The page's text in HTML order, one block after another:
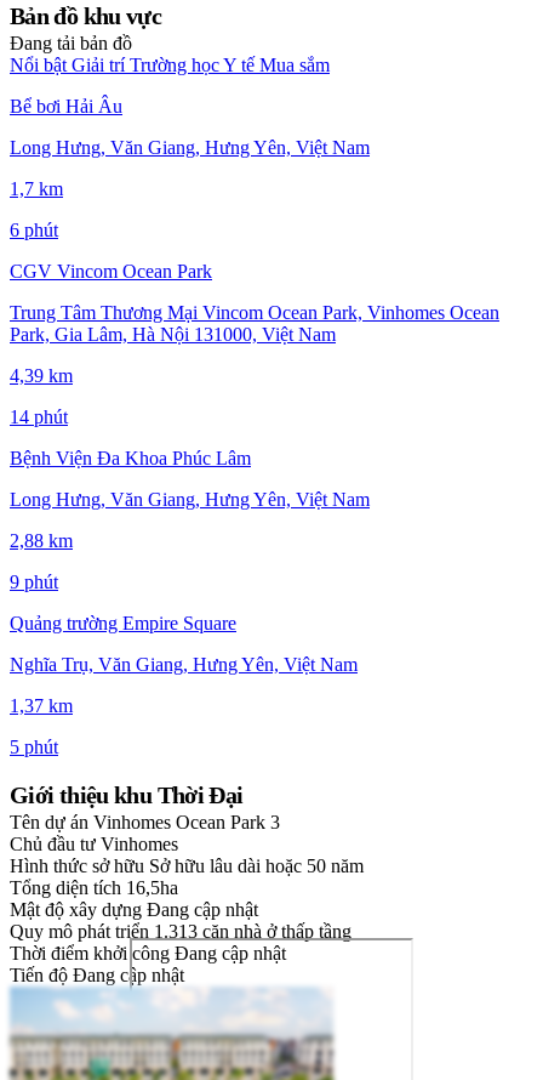
Bản đồ khu vực
Đang tải bản đồ
Nổi bật Giải trí Trường họcY tế Mua sắm
Bể bơi Hải Âu
Long Hưng, Văn Giang, Hưng Yên, Việt Nam
1,7 km
6 phút
CGV Vincom Ocean Park
Trung Tâm Thương Mại Vincom Ocean Park, Vinhomes Ocean
Park, Gia Lâm, Hà Nội 131000, Việt Nam
4,39 km
14 phút
Bệnh Viện Đa Khoa Phúc Lâm
Long Hưng, Văn Giang, Hưng Yên, Việt Nam
2,88 km
9 phút
Quảng trường Empire Square
Nghĩa Trụ, Văn Giang, Hưng Yên, Việt Nam
1,37 km
5 phút
Giới thiệu khu Thời Đại
Tên dự án Vinhomes Ocean Park 3
Chủ đầu tư Vinhomes
Hình thức sở hữu Sở hữu lâu dài hoặc 50 năm
Tổng diện tích 16,5ha
Mật độ xây dựng Đang cập nhật
Quy mô phát triển 1.313 căn nhà ở thấp tầng
Thời điểm khởi công Đang cập nhật
Tiến độ Đang cập nhật